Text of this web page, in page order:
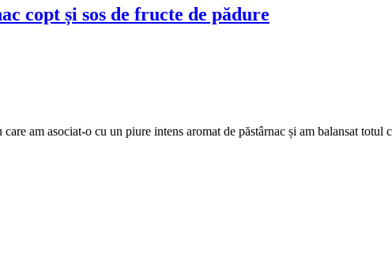
copt și sos de fructe de pădure
am asociat-o cu un piure intens aromat de păstârnac și am balansat